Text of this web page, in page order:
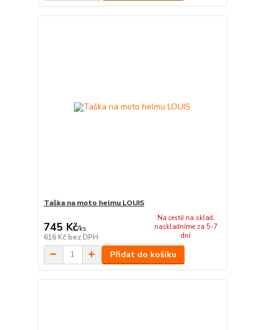
Taška na moto helmu LOUIS
745 Kč/ks
616 Kč bez DPH
Na cestě na sklad,
naskladníme za 5-7
dní
Přidat do košíku